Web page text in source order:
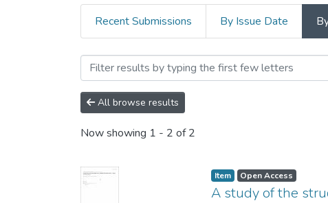
Recent Submissions By Issue Date
Browsing Статті (ВТМПМ)
All browse results
Now showing 1 - 2 of 2
Item Open Access
A study of the